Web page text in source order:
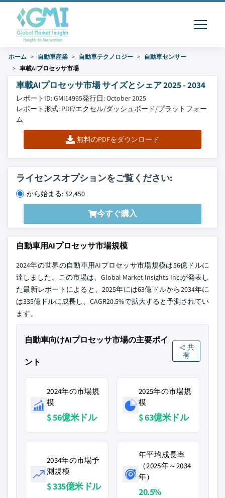
ホーム 自動車産業 自動車テクノロジー
自動車センサー
車載AIプロセッサ市場
車載AIプロセッサ市場 サイズとシェア 2025 - 2034
レポートID: GMI14965発行日: October 2025
レポート形式: PDF/エクセル/ダッシュボード/プラットフォー
ム
無料のPDFをダウンロード
ライセンスオプションをご覧ください:
から始まる: $2,450
今すぐ購入
自動車用AIプロセッサ市場規模
2024年の世界の自動車用AIプロセッサ市場規模は56億ドルに
達しました。この市場は、Global Market Insights Inc.が発表し
た最新レポートによると、2025年には63億ドルから2034年に
は335億ドルに成長し、CAGR20.5%で拡大すると予測されてい
ます。
自動車向けAIプロセッサ市場の主要ポイ
ント
共
有
2024年の市場規
模
$ 56億米ドル
2025年の市場規
模
$ 63億米ドル
2034年の市場予
測規模
$ 335億米ドル
年平均成長率
（2025年～2034
年）
20.5%